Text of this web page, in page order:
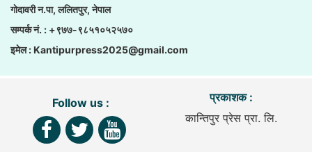
गाेदावरी न.पा, ललितपुर, नेपाल
सम्पर्क नं. : +९७७-९८५१०५२५७०
इमेल :Kantipurpress2025@gmail.com
Follow us :
प्रकाशक :
कान्तिपुर प्रेस प्रा. लि.